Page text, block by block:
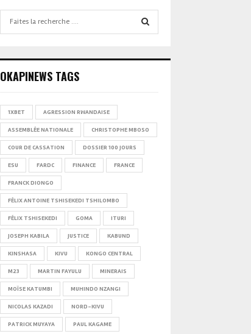
OKAPINEWS TAGS
1XBET AGRESSION RWANDAISE
ASSEMBLÉE NATIONALE CHRISTOPHE MBOSO
COUR DE CASSATION DOSSIER 100 JOURS
ESU FARDC FINANCE FRANCE
FRANCK DIONGO
FÉLIX ANTOINE TSHISEKEDI TSHILOMBO
FÉLIX TSHISEKEDI GOMA ITURI
JOSEPH KABILA JUSTICE KABUND
KINSHASA KIVU KONGO CENTRAL
M23 MARTIN FAYULU MINERAIS
MOÏSE KATUMBI MUHINDO NZANGI
NICOLAS KAZADI NORD-KIVU
PATRICK MUYAYA PAUL KAGAME